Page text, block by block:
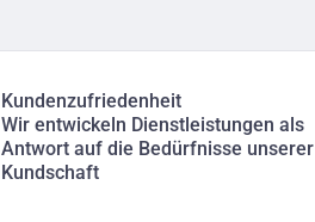
Kundenzufriedenheit
Wir entwickeln Dienstleistungen als
Antwort auf die Bedürfnisse unserer
Kundschaft